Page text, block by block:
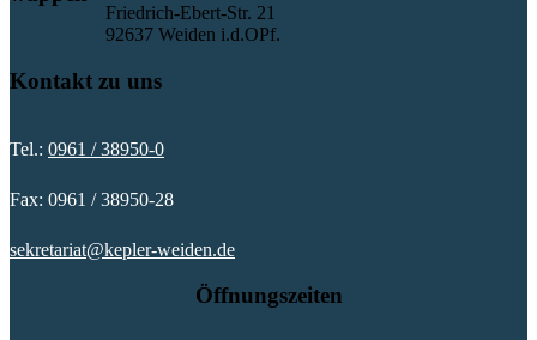
Friedrich-Ebert-Str. 21
92637 Weiden i.d.OPf.
Kontakt zu uns
Tel.: 0961 / 38950-0
Fax: 0961 / 38950-28
sekretariat@kepler-weiden.de
Öffnungszeiten